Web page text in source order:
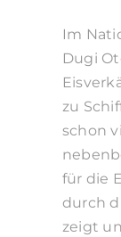
Im
Dugi
zu
schon
für die
durch
zeigt